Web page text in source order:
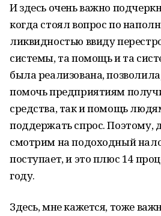
И здесь очень важно
когда стоял вопрос по
ликвидностью ввиду
системы, та помощь и та
была реализована,
помочь предприятиям
средства, так и помощь
поддержать спрос. Поэтому,
смотрим на подоходный
поступает, и это плюс 14
году.
Здесь, мне кажется, тоже